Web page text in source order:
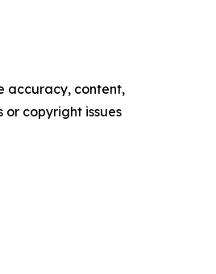
accuracy, content,
copyright issues